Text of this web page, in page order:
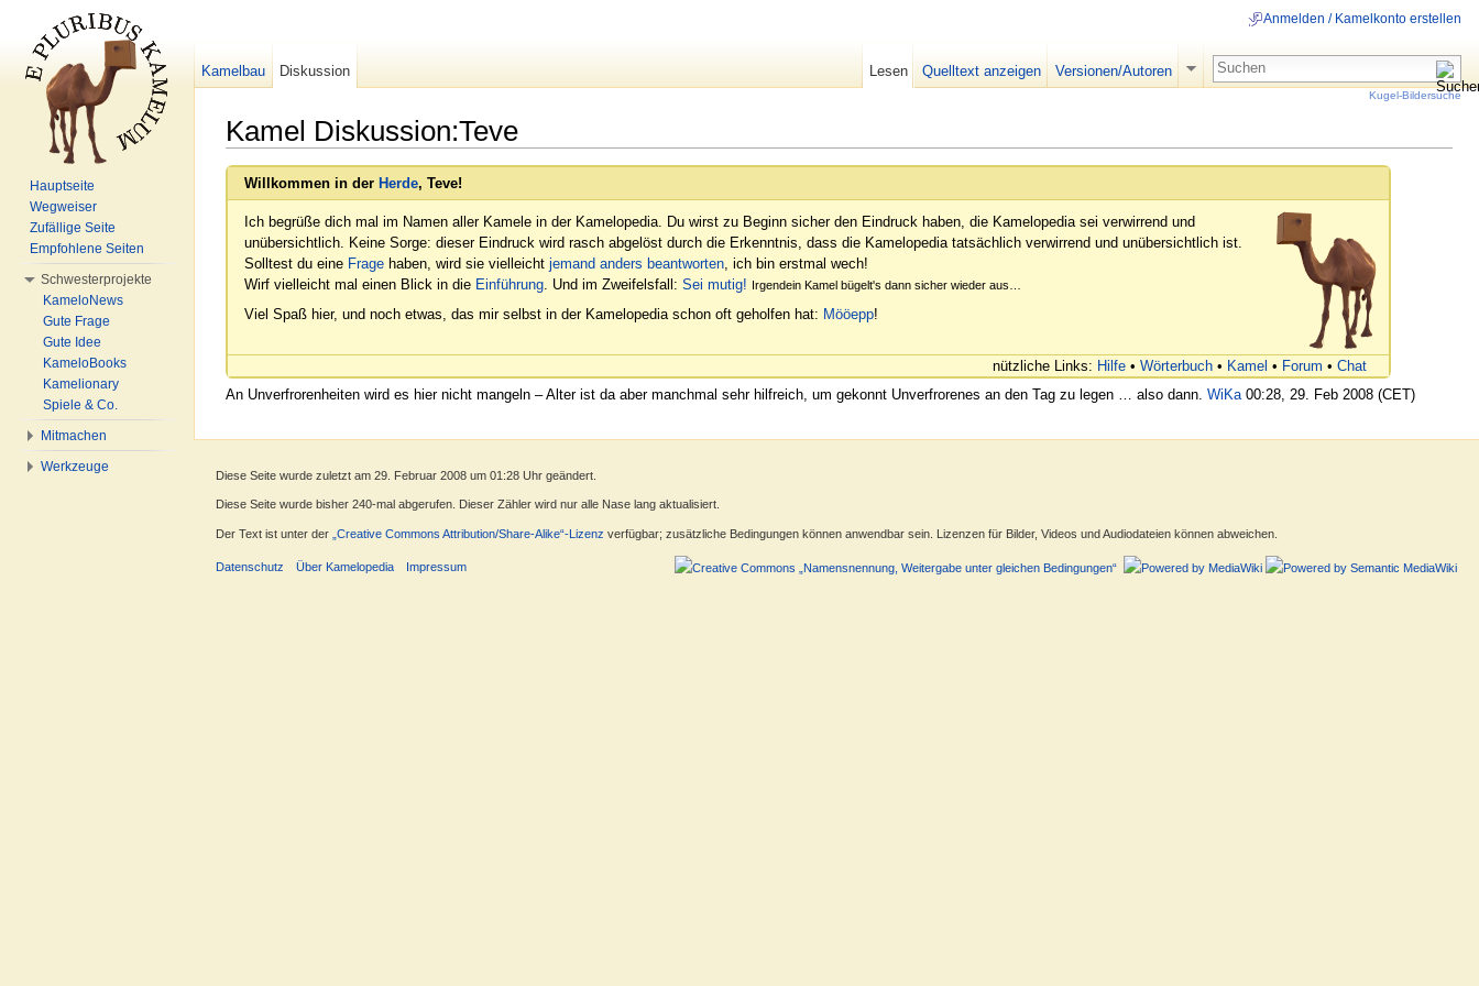
Kamel Diskussion:Teve
Willkommen in der Herde, Teve!
Ich begrüße dich mal im Namen aller Kamele in der Kamelopedia. Du wirst zu Beginn sicher den Eindruck haben, die Kamelopedia sei verwirrend und
unübersichtlich. Keine Sorge: dieser Eindruck wird rasch abgelöst durch die Erkenntnis, dass die Kamelopedia tatsächlich verwirrend und unübersichtlich ist.
Solltest du eine Frage haben, wird sie vielleicht jemand anders beantworten, ich bin erstmal wech!
Wirf vielleicht mal einen Blick in die Einführung. Und im Zweifelsfall: Sei mutig! Irgendein Kamel bügelt's dann sicher wieder aus…
Viel Spaß hier, und noch etwas, das mir selbst in der Kamelopedia schon oft geholfen hat: Mööepp!
nützliche Links: Hilfe • Wörterbuch • Kamel • Forum • Chat
An Unverfrorenheiten wird es hier nicht mangeln – Alter ist da aber manchmal sehr hilfreich, um gekonnt Unverfrorenes an den Tag zu legen … also dann. WiKa00:28, 29. Feb 2008 (CET)
Anmelden / Kamelkonto erstellen
Kamelbau Diskussion Lesen Quelltext anzeigen Versionen/Autoren
Kugel-Bildersuche
Hauptseite
Wegweiser
Zufällige Seite
Empfohlene Seiten
Schwesterprojekte
KameloNews
Gute Frage
Gute Idee
KameloBooks
Kamelionary
Spiele & Co.
Mitmachen
Werkzeuge
Diese Seite wurde zuletzt am 29. Februar 2008 um 01:28 Uhr geändert.
Diese Seite wurde bisher 240-mal abgerufen. Dieser Zähler wird nur alle Nase lang aktualisiert.
Der Text ist unter der „Creative Commons Attribution/Share-Alike“-Lizenz verfügbar; zusätzliche Bedingungen können anwendbar sein. Lizenzen für Bilder, Videos und Audiodateien können abweichen.
Datenschutz Über Kamelopedia Impressum